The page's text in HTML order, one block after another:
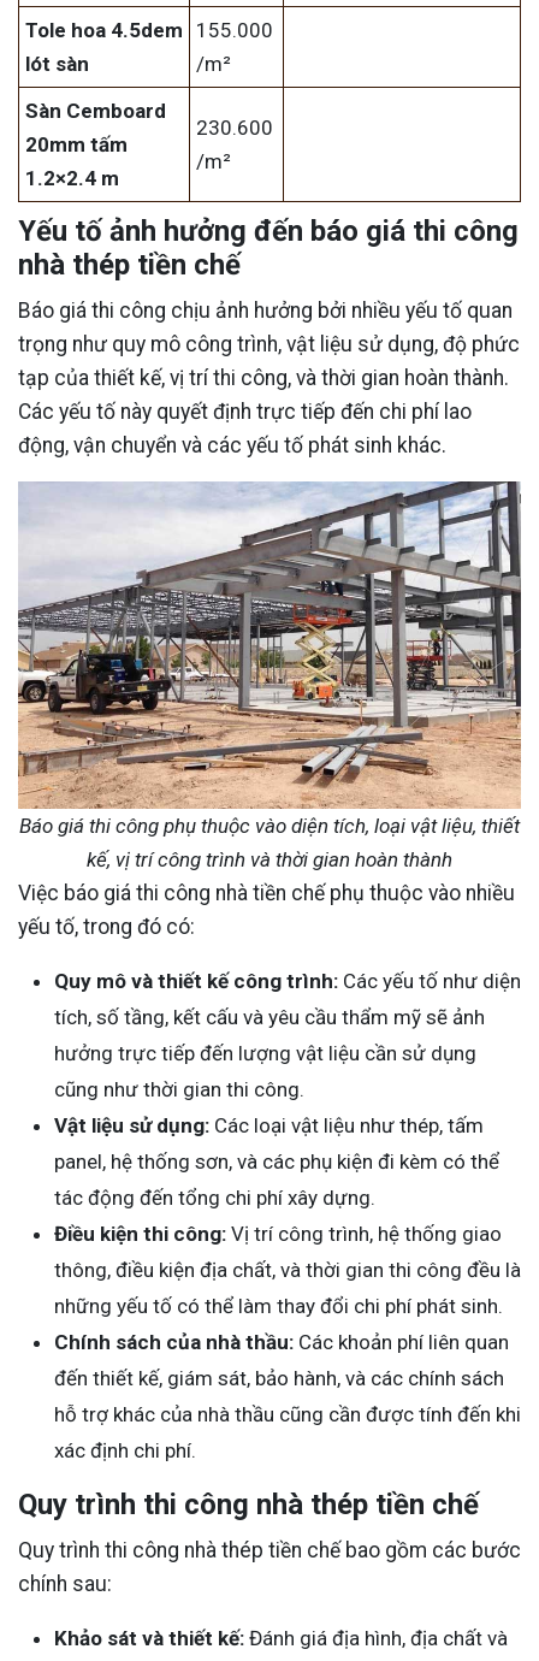
Tole hoa 4.5dem
lót sàn
155.000
/m²
Sàn Cemboard
20mm tấm
1.2×2.4 m
230.600
/m²
Yếu tố ảnh hưởng đến báo giá thi công
nhà thép tiền chế
Báo giá thi công chịu ảnh hưởng bởi nhiều yếu tố quan
trọng như quy mô công trình, vật liệu sử dụng, độ phức
tạp của thiết kế, vị trí thi công, và thời gian hoàn thành.
Các yếu tố này quyết định trực tiếp đến chi phí lao
động, vận chuyển và các yếu tố phát sinh khác.
Báo giá thi công phụ thuộc vào diện tích, loại vật liệu, thiết
kế, vị trí công trình và thời gian hoàn thành
Việc báo giá thi công nhà tiền chế phụ thuộc vào nhiều
yếu tố, trong đó có:
Quy mô và thiết kế công trình: Các yếu tố như diện
tích, số tầng, kết cấu và yêu cầu thẩm mỹ sẽ ảnh
hưởng trực tiếp đến lượng vật liệu cần sử dụng
cũng như thời gian thi công.
Vật liệu sử dụng: Các loại vật liệu như thép, tấm
panel, hệ thống sơn, và các phụ kiện đi kèm có thể
tác động đến tổng chi phí xây dựng.
Điều kiện thi công: Vị trí công trình, hệ thống giao
thông, điều kiện địa chất, và thời gian thi công đều là
những yếu tố có thể làm thay đổi chi phí phát sinh.
Chính sách của nhà thầu: Các khoản phí liên quan
đến thiết kế, giám sát, bảo hành, và các chính sách
hỗ trợ khác của nhà thầu cũng cần được tính đến khi
xác định chi phí.
Quy trình thi công nhà thép tiền chế
Quy trình thi công nhà thép tiền chế bao gồm các bước
chính sau:
Khảo sát và thiết kế: Đánh giá địa hình, địa chất và